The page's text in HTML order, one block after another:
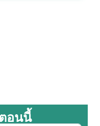
อนนี้